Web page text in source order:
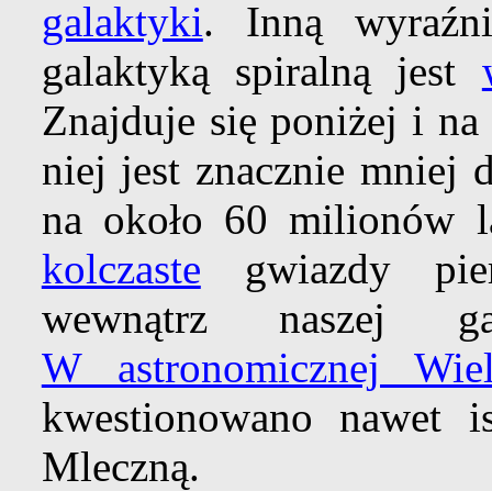
galaktyki. Inną
galaktyką spiralną jest
Znajduje się poniżej i
niej jest znacznie mniej
na około 60 milionów
kolczaste gwiazdy
wewnątrz naszej
W astronomicznej
kwestionowano nawet
Mleczną.